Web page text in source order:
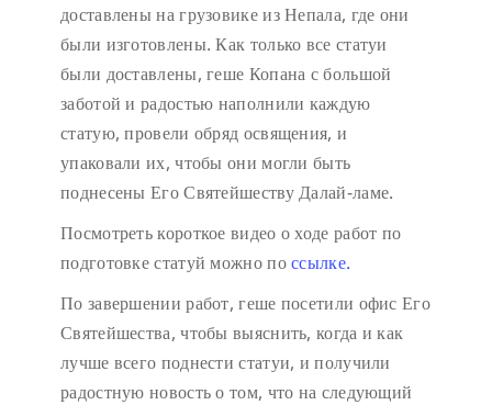
доставлены на грузовике из Непала, где они
были изготовлены. Как только все статуи
были доставлены, геше Копана с большой
заботой и радостью наполнили каждую
статую, провели обряд освящения, и
упаковали их, чтобы они могли быть
поднесены Его Святейшеству Далай-ламе.
Посмотреть короткое видео о ходе работ по
подготовке статуй можно поссылке.
По завершении работ, геше посетили офис Его
Святейшества, чтобы выяснить, когда и как
лучше всего поднести статуи, и получили
радостную новость о том, что на следующий